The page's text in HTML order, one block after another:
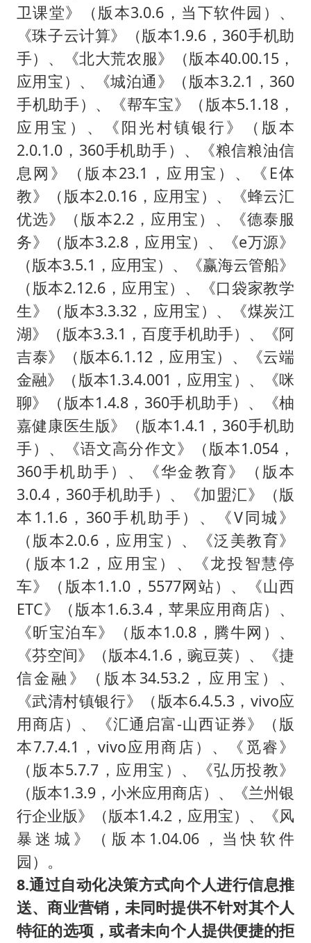
卫课堂》（版本3.0.6，当下软件园）、
《珠子云计算》（版本1.9.6，360手机助
手）、《北大荒农服》（版本40.00.15，
应用宝）、《城泊通》（版本3.2.1，360
手机助手）、《帮车宝》（版本5.1.18，
应用宝）、《阳光村镇银行》（版本
2.0.1.0，360手机助手）、《粮信粮油信
息网》（版本23.1，应用宝）、《E体
教》（版本2.0.16，应用宝）、《蜂云汇
优选》（版本2.2，应用宝）、《德泰服
务》（版本3.2.8，应用宝）、《e万源》
（版本3.5.1，应用宝）、《赢海云管船》
（版本2.12.6，应用宝）、《口袋家教学
生》（版本3.3.32，应用宝）、《煤炭江
湖》（版本3.3.1，百度手机助手）、《阿
吉泰》（版本6.1.12，应用宝）、《云端
金融》（版本1.3.4.001，应用宝）、《咪
聊》（版本1.4.8，360手机助手）、《柚
嘉健康医生版》（版本1.4.1，360手机助
手）、《语文高分作文》（版本1.054，
360手机助手）、《华金教育》（版本
3.0.4，360手机助手）、《加盟汇》（版
本1.1.6，360手机助手）、《V同城》
（版本2.0.6，应用宝）、《泛美教育》
（版本1.2，应用宝）、《龙投智慧停
车》（版本1.1.0，5577网站）、《山西
ETC》（版本1.6.3.4，苹果应用商店）、
《昕宝泊车》（版本1.0.8，腾牛网）、
《芬空间》（版本4.1.6，豌豆荚）、《捷
信金融》（版本34.53.2，应用宝）、
《武清村镇银行》（版本6.4.5.3，vivo应
用商店）、《汇通启富-山西证券》（版
本7.7.4.1，vivo应用商店）、《觅睿》
（版本5.7.7，应用宝）、《弘历投教》
（版本1.3.9，小米应用商店）、《兰州银
行企业版》（版本1.4.2，应用宝）、《风
暴迷城》（版本1.04.06，当快软件
园）。
8.通过自动化决策方式向个人进行信息推
送、商业营销，未同时提供不针对其个人
特征的选项，或者未向个人提供便捷的拒